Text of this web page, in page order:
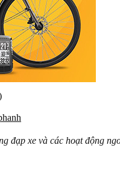
đạp xe và các hoạt động